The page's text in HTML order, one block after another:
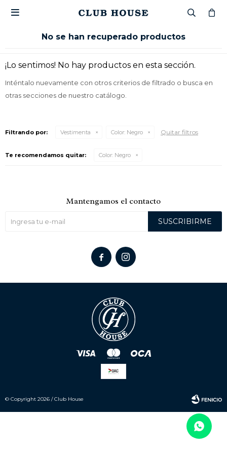

No se han recuperado productos
¡Lo sentimos! No hay productos en esta sección.
Inténtalo nuevamente con otros criterios de filtrado o busca en
otras secciones de nuestro catálogo.
Filtrando por: Vestimenta Color: Negro Quitar filtros
Te recomendamos quitar: Color: Negro
Mantengamos el contacto
SUSCRIBIRME
 
© Copyright 2026 / Club House